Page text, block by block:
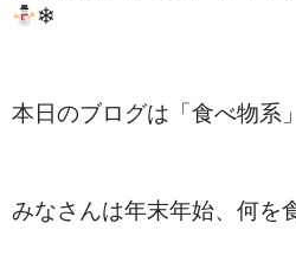
❄
本日のブログは「食べ物系
みなさんは年末年始、何を